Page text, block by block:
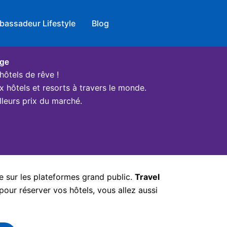
Lifestyle Blog
de rêve !
hôtels et resorts à travers le monde.
prix du marché.
sur les plateformes grand public. Travel
réserver vos hôtels, vous allez aussi